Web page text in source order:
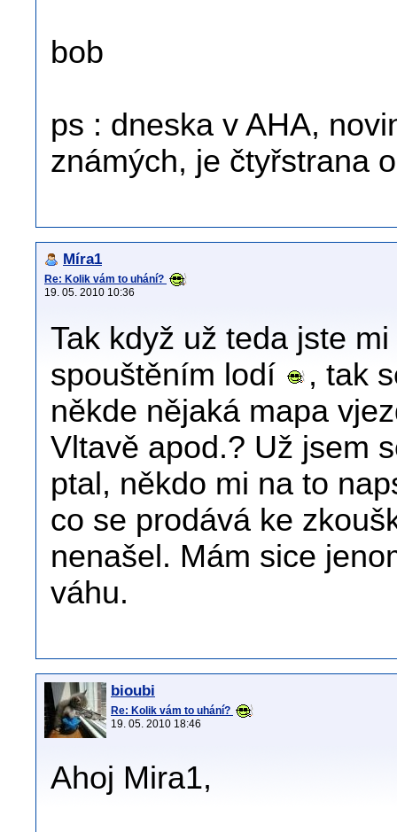
bob
ps : dneska v AHA,
známých, je čtyřstrana
Míra1
Re: Kolik vám to uhání?
19. 05. 2010 10:36
Tak když už teda jste
spouštěním lodí
, tak
někde nějaká mapa
Vltavě apod.? Už jsem
ptal, někdo mi na to
co se prodává ke
nenašel. Mám sice
váhu.
bioubi
Re: Kolik vám to uhání?
19. 05. 2010 18:46
Ahoj Mira1,